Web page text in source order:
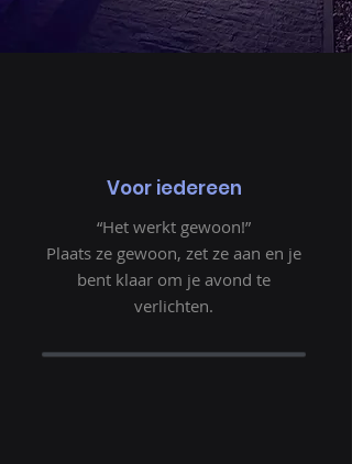
Voor iedereen
“Het werkt gewoon!”
Plaats ze gewoon, zet ze aan en je
bent klaar om je avond te
verlichten.